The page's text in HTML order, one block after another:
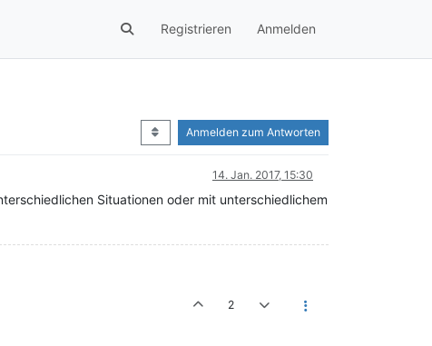
Registrieren Anmelden
Anmelden zum Antworten
14. Jan. 2017, 15:30
Situationen oder mit unterschiedlichem
2